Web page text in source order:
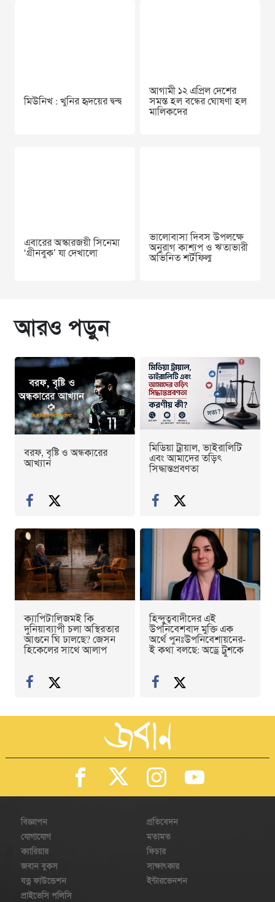
মিউনিখ : খুনির হৃদয়ের দ্বন্দ্ব
আগামী ১২ এপ্রিল দেশের
সমস্ত হল বন্ধের ঘোষণা হল
মালিকদের
এবারের অস্কারজয়ী সিনেমা
‘গ্রীনবুক’ যা দেখালো
ভালোবাসা দিবস উপলক্ষে
অনুরাগ কাশ্যপ ও ঋতাভারী
অভিনিত শর্টফিল্ম
আরও পড়ুন
বরফ, বৃষ্টি ও অন্ধকারের
আখ্যান
মিডিয়া ট্রায়াল, ভাইরালিটি
এবং আমাদের তড়িৎ
সিদ্ধান্তপ্রবণতা
ক্যাপিটালিজমই কি
দুনিয়াব্যাপী চলা অস্থিরতার
আগুনে ঘি ঢালছে? জেসন
হিকেলের সাথে আলাপ
হিন্দুত্ববাদীদের এই
উপনিবেশবাদ মুক্তি এক
অর্থে পুনঃউপনিবেশায়নের-
ই কথা বলছে: অড্রে ট্রুশকে
বিজ্ঞাপন
যোগাযোগ
ক্যারিয়ার
জবান বুকস
যত্ন ফাউন্ডেশন
প্রাইভেসি পলিসি
প্রতিবেদন
মতামত
ফিচার
সাক্ষাৎকার
ইন্টারভেনশন